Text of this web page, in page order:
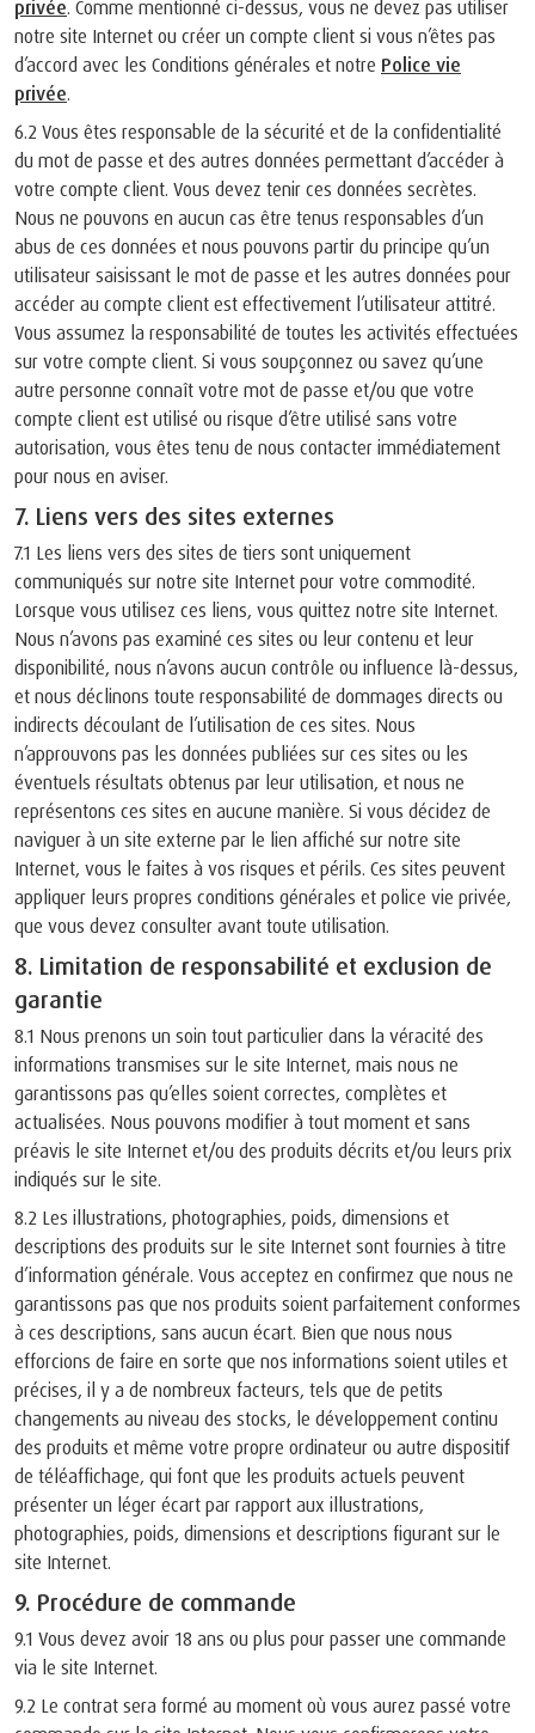
privée. Comme mentionné ci-dessus, vous ne devez pas utiliser
notre site Internet ou créer un compte client si vous n’êtes pas
d’accord avec les Conditions générales et notre Police vie
privée.
6.2 Vous êtes responsable de la sécurité et de la confidentialité
du mot de passe et des autres données permettant d’accéder à
votre compte client. Vous devez tenir ces données secrètes.
Nous ne pouvons en aucun cas être tenus responsables d’un
abus de ces données et nous pouvons partir du principe qu’un
utilisateur saisissant le mot de passe et les autres données pour
accéder au compte client est effectivement l’utilisateur attitré.
Vous assumez la responsabilité de toutes les activités effectuées
sur votre compte client. Si vous soupçonnez ou savez qu’une
autre personne connaît votre mot de passe et/ou que votre
compte client est utilisé ou risque d’être utilisé sans votre
autorisation, vous êtes tenu de nous contacter immédiatement
pour nous en aviser.
7. Liens vers des sites externes
7.1 Les liens vers des sites de tiers sont uniquement
communiqués sur notre site Internet pour votre commodité.
Lorsque vous utilisez ces liens, vous quittez notre site Internet.
Nous n’avons pas examiné ces sites ou leur contenu et leur
disponibilité, nous n’avons aucun contrôle ou influence là-dessus,
et nous déclinons toute responsabilité de dommages directs ou
indirects découlant de l’utilisation de ces sites. Nous
n’approuvons pas les données publiées sur ces sites ou les
éventuels résultats obtenus par leur utilisation, et nous ne
représentons ces sites en aucune manière. Si vous décidez de
naviguer à un site externe par le lien affiché sur notre site
Internet, vous le faites à vos risques et périls. Ces sites peuvent
appliquer leurs propres conditions générales et police vie privée,
que vous devez consulter avant toute utilisation.
8. Limitation de responsabilité et exclusion de
garantie
8.1 Nous prenons un soin tout particulier dans la véracité des
informations transmises sur le site Internet, mais nous ne
garantissons pas qu’elles soient correctes, complètes et
actualisées. Nous pouvons modifier à tout moment et sans
préavis le site Internet et/ou des produits décrits et/ou leurs prix
indiqués sur le site.
8.2 Les illustrations, photographies, poids, dimensions et
descriptions des produits sur le site Internet sont fournies à titre
d’information générale. Vous acceptez en confirmez que nous ne
garantissons pas que nos produits soient parfaitement conformes
à ces descriptions, sans aucun écart. Bien que nous nous
efforcions de faire en sorte que nos informations soient utiles et
précises, il y a de nombreux facteurs, tels que de petits
changements au niveau des stocks, le développement continu
des produits et même votre propre ordinateur ou autre dispositif
de téléaffichage, qui font que les produits actuels peuvent
présenter un léger écart par rapport aux illustrations,
photographies, poids, dimensions et descriptions figurant sur le
site Internet.
9. Procédure de commande
9.1 Vous devez avoir 18 ans ou plus pour passer une commande
via le site Internet.
9.2 Le contrat sera formé au moment où vous aurez passé votre